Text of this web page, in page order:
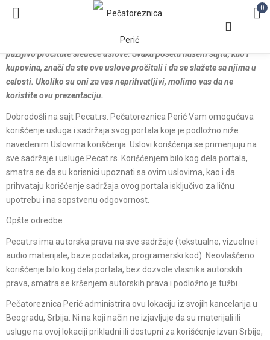
0
Poštovani korisnici, molimo vas da pre korišćenja naših usluga,
pažljivo pročitate sledeće uslove. Svaka poseta našem sajtu, kao i
kupovina, znači da ste ove uslove pročitali i da se slažete sa njima u
celosti. Ukoliko su oni za vas neprihvatljivi, molimo vas da ne
koristite ovu prezentaciju.
Dobrodošli na sajt Pecat.rs. Pečatoreznica Perić Vam omogućava
korišćenje usluga i sadržaja svog portala koje je podložno niže
navedenim Uslovima korišćenja. Uslovi korišćenja se primenjuju na
sve sadržaje i usluge Pecat.rs. Korišćenjem bilo kog dela portala,
smatra se da su korisnici upoznati sa ovim uslovima, kao i da
prihvataju korišćenje sadržaja ovog portala isključivo za ličnu
upotrebu i na sopstvenu odgovornost.
Opšte odredbe
Pecat.rs ima autorska prava na sve sadržaje (tekstualne, vizuelne i
audio materijale, baze podataka, programerski kod). Neovlašćeno
korišćenje bilo kog dela portala, bez dozvole vlasnika autorskih
prava, smatra se kršenjem autorskih prava i podložno je tužbi.
Pečatoreznica Perić administrira ovu lokaciju iz svojih kancelarija u
Beogradu, Srbija. Ni na koji način ne izjavljuje da su materijali ili
usluge na ovoj lokaciji prikladni ili dostupni za korišćenje izvan Srbije,